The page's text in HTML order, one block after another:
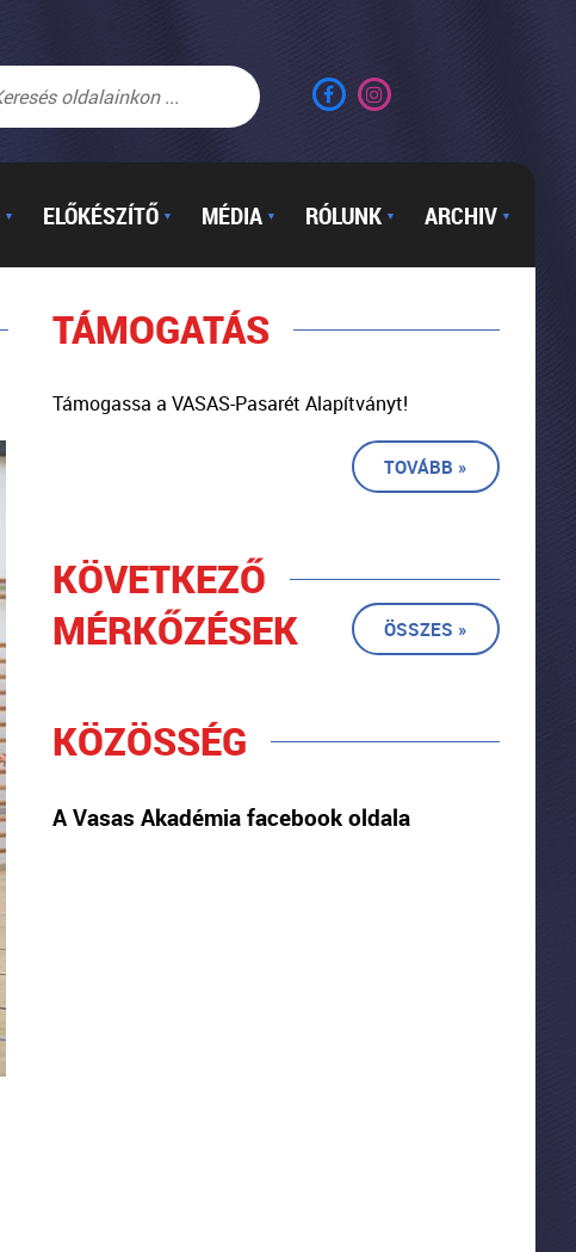
▼ ELŐKÉSZÍTŐ ▼ MÉDIA ▼ RÓLUNK ▼ ARCHIV ▼
TÁMOGATÁS
Támogassa a VASAS-Pasarét Alapítványt!
TOVÁBB »
KÖVETKEZŐ
MÉRKŐZÉSEK
ÖSSZES »
KÖZÖSSÉG
A Vasas Akadémia facebook oldala